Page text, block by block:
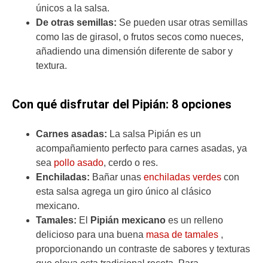
únicos a la salsa.
De otras semillas: Se pueden usar otras semillas
como las de girasol, o frutos secos como nueces,
añadiendo una dimensión diferente de sabor y
textura.
Con qué disfrutar del Pipián: 8 opciones
Carnes asadas: La salsa Pipián es un
acompañamiento perfecto para carnes asadas, ya
sea pollo asado, cerdo o res.
Enchiladas: Bañar unas enchiladas verdes con
esta salsa agrega un giro único al clásico
mexicano.
Tamales: El Pipián mexicano es un relleno
delicioso para una buena masa de tamales ,
proporcionando un contraste de sabores y texturas